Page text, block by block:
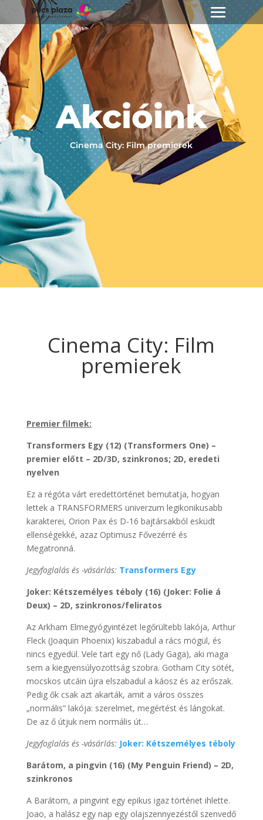
Akcióink
Cinema City: Film premierek
Cinema City: Film
premierek
Premier filmek:
Transformers Egy (12) (Transformers One) –
premier előtt – 2D/3D, szinkronos; 2D, eredeti
nyelven
Ez a régóta várt eredettörténet bemutatja, hogyan
lettek a TRANSFORMERS univerzum legikonikusabb
karakterei, Orion Pax és D-16 bajtársakból esküdt
ellenségekké, azaz Optimusz Fővezérré és
Megatronná.
Jegyfoglalás és -vásárlás: Transformers Egy
Joker: Kétszemélyes téboly (16) (Joker: Folie á
Deux) – 2D, szinkronos/feliratos
Az Arkham Elmegyógyintézet legőrültebb lakója, Arthur
Fleck (Joaquin Phoenix) kiszabadul a rács mögül, és
nincs egyedül. Vele tart egy nő (Lady Gaga), aki maga
sem a kiegyensúlyozottság szobra. Gotham City sötét,
mocskos utcáin újra elszabadul a káosz és az erőszak.
Pedig ők csak azt akarták, amit a város összes
„normális” lakója: szerelmet, megértést és lángokat.
De az ő útjuk nem normális út…
Jegyfoglalás és -vásárlás: Joker: Kétszemélyes téboly
Barátom, a pingvin (16) (My Penguin Friend) – 2D,
szinkronos
A Barátom, a pingvint egy epikus igaz történet ihlette.
Joao, a halász egy nap egy olajszennyezéstől szenvedő